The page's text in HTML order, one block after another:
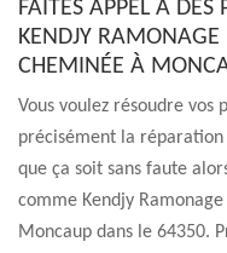
FAITES APPEL À DES
KENDJY RAMONAGE
CHEMINÉE À
Vous voulez résoudre vos
précisément la
que ça soit sans faute
comme Kendjy
Moncaup dans le 64350.